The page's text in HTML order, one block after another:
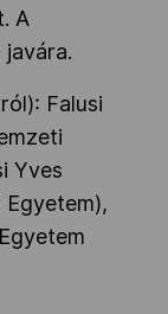
A
Falusi
Yves